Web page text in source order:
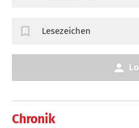
Chronik
Lesezeichen